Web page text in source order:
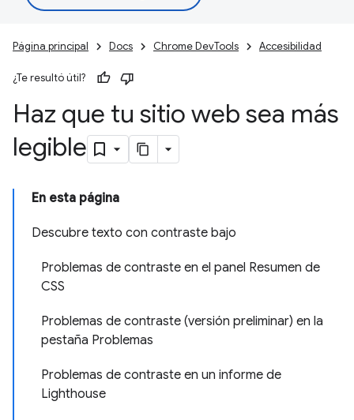
Página principal Docs Chrome DevTools Accesibilidad
¿Te resultó útil?
Haz que tu sitio web sea más
legible
En esta página
Descubre texto con contraste bajo
Problemas de contraste en el panel Resumen de
CSS
Problemas de contraste (versión preliminar) en la
pestaña Problemas
Problemas de contraste en un informe de
Lighthouse